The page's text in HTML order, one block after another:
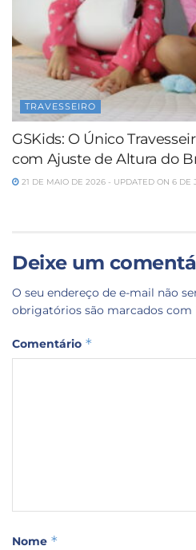
TRAVESSEIRO
GSKids: O Único
com Ajuste de Altura do
21 DE MAIO DE 2026 - UPDATED ON 6 DE
Deixe um
O seu endereço de e-mail não
obrigatórios são marcados com
Comentário *
Nome *